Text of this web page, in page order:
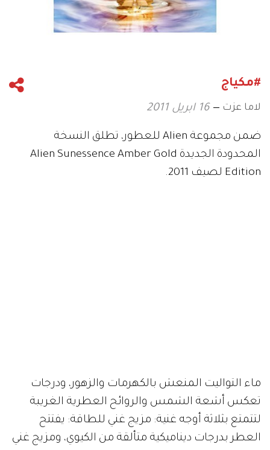
#مكياج
لاما عزت 16 ابريل 2011
ضمن مجموعة Alien للعطور، تطلق النسخة
المحدودة الجديدة Alien Sunessence Amber Gold
Edition لصيف 2011.
ماء التواليت المنعش بالكهرمات والزهور، ودرجات
تعكس أشعة الشمس والروائح العطرية الغريبة
لتتمتع بثلاثة أوجه غنية: مزيج غني للطاقة: يفتتح
العطر بدرجات ديناميكية متألقة من الكيوي، ومزيج غني